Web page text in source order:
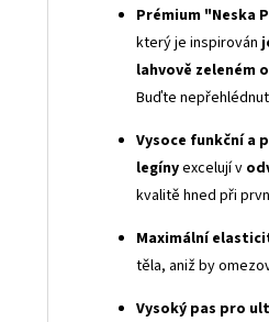
Prémium "Neska
který je inspirován
lahvově zeleném
Buďte
Vysoce funkční a
legínyexcelují v
kvalitě hned při
Maximální
těla, aniž by
Vysoký pas pro